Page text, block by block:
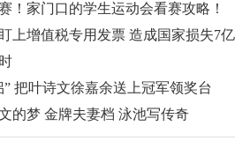
！家门口的学生运动会看赛攻略！
上增值税专用发票 造成国家损失7亿
把叶诗文徐嘉余送上冠军领奖台
的梦 金牌夫妻档 泳池写传奇